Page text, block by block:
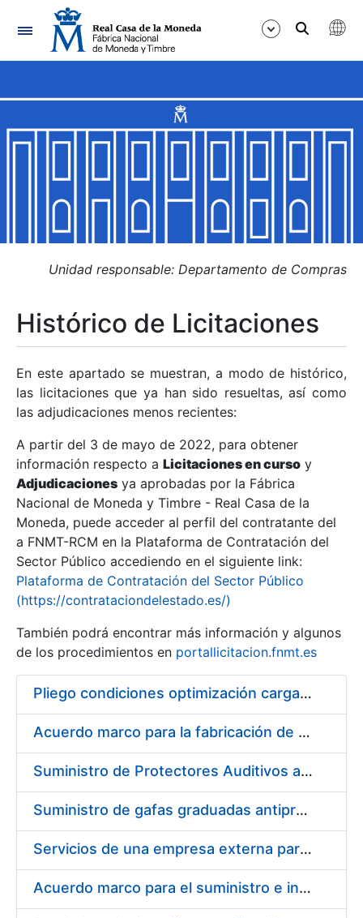
Navegación
Mostrar/Ocultar
Mostrar/Ocultar
Mostrar/Ocultar
Mostrar/Ocultar
Mostrar/Ocultar
Mostrar/Ocultar
Unidad responsable: Departamento de Compras
Histórico de Licitaciones
En este apartado se muestran, a modo de histórico,
las licitaciones que ya han sido resueltas, así como
las adjudicaciones menos recientes:
A partir del 3 de mayo de 2022, para obtener
información respecto a Licitaciones en curso y
Adjudicaciones ya aprobadas por la Fábrica
Nacional de Moneda y Timbre - Real Casa de la
Moneda, puede acceder al perfil del contratante del
a FNMT-RCM en la Plataforma de Contratación del
Sector Público accediendo en el siguiente link:
Plataforma de Contratación del Sector Público
(https://contrataciondelestado.es/)
También podrá encontrar más información y algunos
de los procedimientos en portallicitacion.fnmt.es
Pliego condiciones optimización cargas compras firmado
Acuerdo marco para la fabricación de piezas
Suministro de Protectores Auditivos a medida para las personas trabajadoras de los Centros de Trabajo de Madrid y Burgos
Suministro de gafas graduadas antiproyecciones para los trabajadores de la FNMT-RCM en los centros de trabajo de Madrid y Burgos
Servicios de una empresa externa para el asesoramiento y resolución de los recursos de alzada que se presentan relacionados con procesos de selección para la FNMT-RCM
Acuerdo marco para el suministro e instalación de persianas, estores y otros complementos